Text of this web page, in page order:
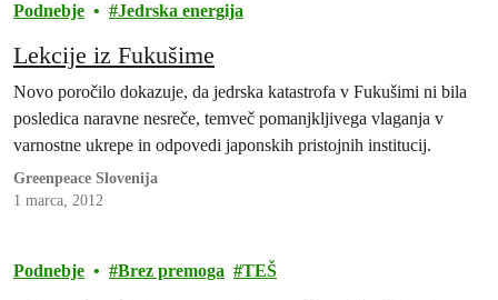
Podnebje Jedrska energija
Lekcije iz Fukušime
Novo poročilo dokazuje, da jedrska katastrofa v Fukušimi ni bila
posledica naravne nesreče, temveč pomanjkljivega vlaganja v
varnostne ukrepe in odpovedi japonskih pristojnih institucij.
Greenpeace Slovenija
1 marca, 2012
Podnebje Brez premoga TEŠ